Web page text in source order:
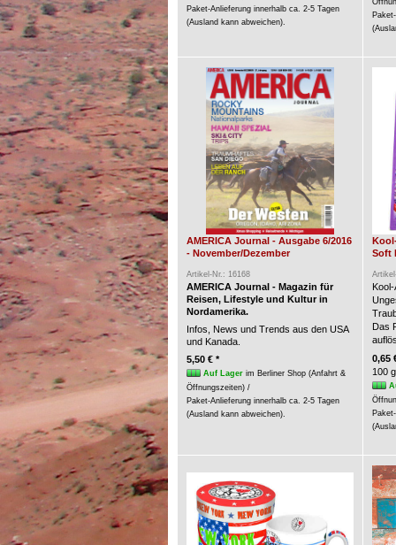
Paket-Anlieferung innerhalb ca. 2-5 Tagen
(Ausland kann abweichen).
AMERICA Journal - Ausgabe 6/2016
- November/Dezember
Artikel-Nr.: 16168
AMERICA Journal - Magazin für
Reisen, Lifestyle und Kultur in
Nordamerika.
Infos, News und Trends aus den USA
und Kanada.
5,50 € *
Auf Lagerim Berliner Shop (Anfahrt &
Öffnungszeiten) /
Paket-Anlieferung innerhalb ca. 2-5 Tagen
(Ausland kann abweichen).
Soft
Das
0,65
100